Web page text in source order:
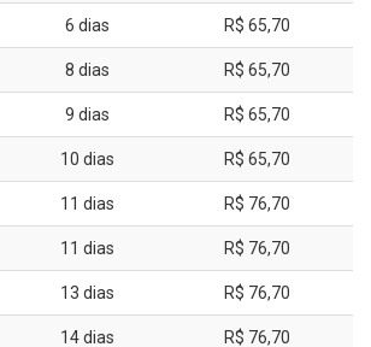
6 dias R$ 65,70
8 dias R$ 65,70
9 dias R$ 65,70
10 dias R$ 65,70
11 dias R$ 76,70
11 dias R$ 76,70
13 dias R$ 76,70
14 dias R$ 76,70